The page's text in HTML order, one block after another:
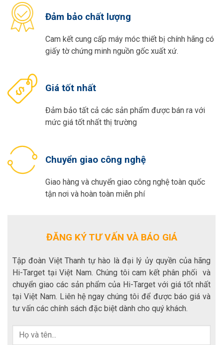
Đảm bảo chất lượng
Cam kết cung cấp máy móc thiết bị chính hãng có
giấy tờ chứng minh nguồn gốc xuất xứ.
Giá tốt nhất
Đảm bảo tất cả các sản phẩm được bán ra với
mức giá tốt nhất thị trường
Chuyển giao công nghệ
Giao hàng và chuyển giao công nghệ toàn quốc
tận nơi và hoàn toàn miễn phí
ĐĂNG KÝ TƯ VẤN VÀ BÁO GIÁ
Tập đoàn Việt Thanh tự hào là đại lý ủy quyền của hãng
Hi-Target tại Việt Nam. Chúng tôi cam kết phân phối và
chuyển giao các sản phẩm của Hi-Target với giá tốt nhất
tại Việt Nam. Liên hệ ngay chúng tôi để được báo giá và
tư vấn các chính sách đặc biệt dành cho quý khách.